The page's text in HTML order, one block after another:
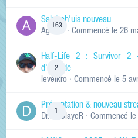
163
Salut ch'uis nouveau
Ag0Nie · Commencé le 26
2
Half-Life 2 : Survivor 2
d'arcade
levelkro · Commencé le 5
Présentation & nouveau
Dr.KinSlayeR · Commencé